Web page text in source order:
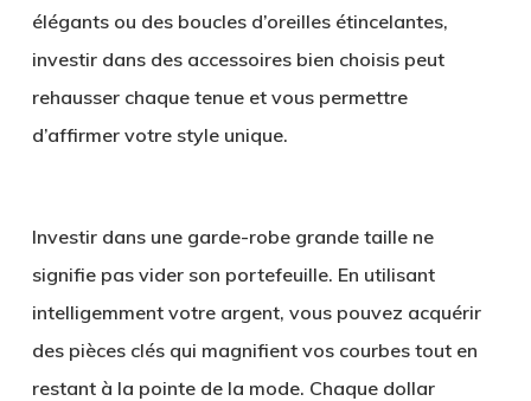
élégants ou des boucles d’oreilles étincelantes,
investir dans des accessoires bien choisis peut
rehausser chaque tenue et vous permettre
d’affirmer votre style unique.
Investir dans une garde-robe grande taille ne
signifie pas vider son portefeuille. En utilisant
intelligemment votre argent, vous pouvez acquérir
des pièces clés qui magnifient vos courbes tout en
restant à la pointe de la mode. Chaque dollar